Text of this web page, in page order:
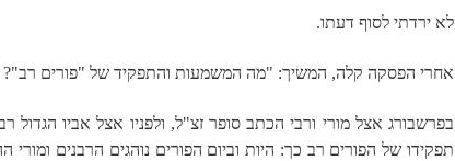
לא ירדתי לסוף דעתו.
אחרי הפסקה קלה, המשיך: "מה המשמעות והתפקיד של "פורים רב"?
בפרשבורג אצל מורי ורבי הכתב סופר זצ"ל, ולפניו אצל אביו
תפקידו של הפורים רב כך: היות וביום הפורים נוהגים הרבנים